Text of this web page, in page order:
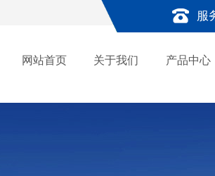
服
网站首页 关于我们 产品中心